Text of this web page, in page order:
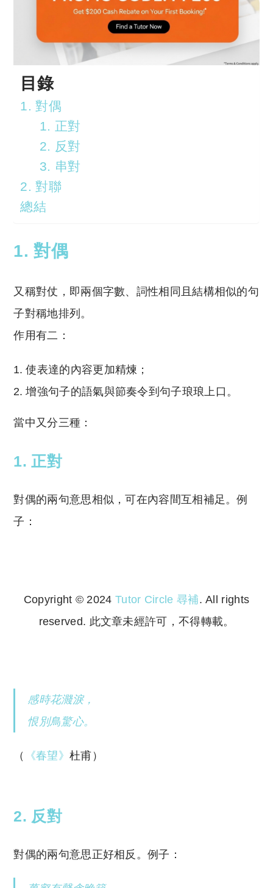
目錄
1. 對偶
1. 正對
2. 反對
3. 串對
2. 對聯
總結
1. 對偶
又稱對仗，即兩個字數、詞性相同且結構相似的句
子對稱地排列。
作用有二：
使表達的內容更加精煉；
增強句子的語氣與節奏令到句子琅琅上口。
當中又分三種：
1. 正對
對偶的兩句意思相似，可在內容間互相補足。例
子：
Copyright © 2024 Tutor Circle 尋補. All rights
reserved. 此文章未經許可，不得轉載。
感時花濺淚，
恨別鳥驚心。
（ 《春望》 杜甫）
2. 反對
對偶的兩句意思正好相反。例子：